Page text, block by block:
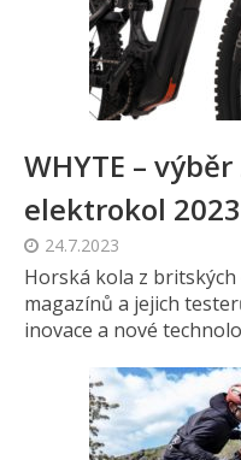
WHYTE –
elektrokol 2023
24.7.2023
Horská kola z
magazínů a jejich
inovace a nové